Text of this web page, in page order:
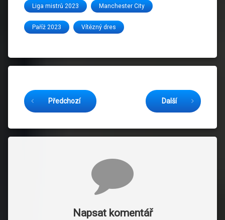
Liga mistrů 2023 Manchester City
Paříž 2023 Vítězný dres
Předchozí Další
Napsat komentář